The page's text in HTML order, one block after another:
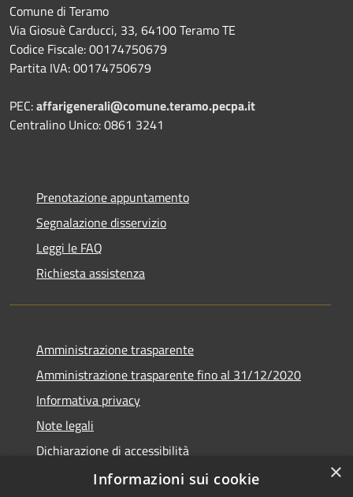
Comune di Teramo
Via Giosuè Carducci, 33, 64100 Teramo TE
Codice Fiscale: 00174750679
Partita IVA: 00174750679
PEC:affarigenerali@comune.teramo.pecpa.it
Centralino Unico: 0861 3241
Prenotazione appuntamento
Segnalazione disservizio
Leggi le FAQ
Richiesta assistenza
Amministrazione trasparente
Amministrazione trasparente fino al 31/12/2020
Informativa privacy
Note legali
Dichiarazione di accessibilità
×
Informazioni sui cookie